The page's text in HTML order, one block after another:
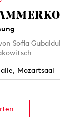
Sofia
Mozartsaal